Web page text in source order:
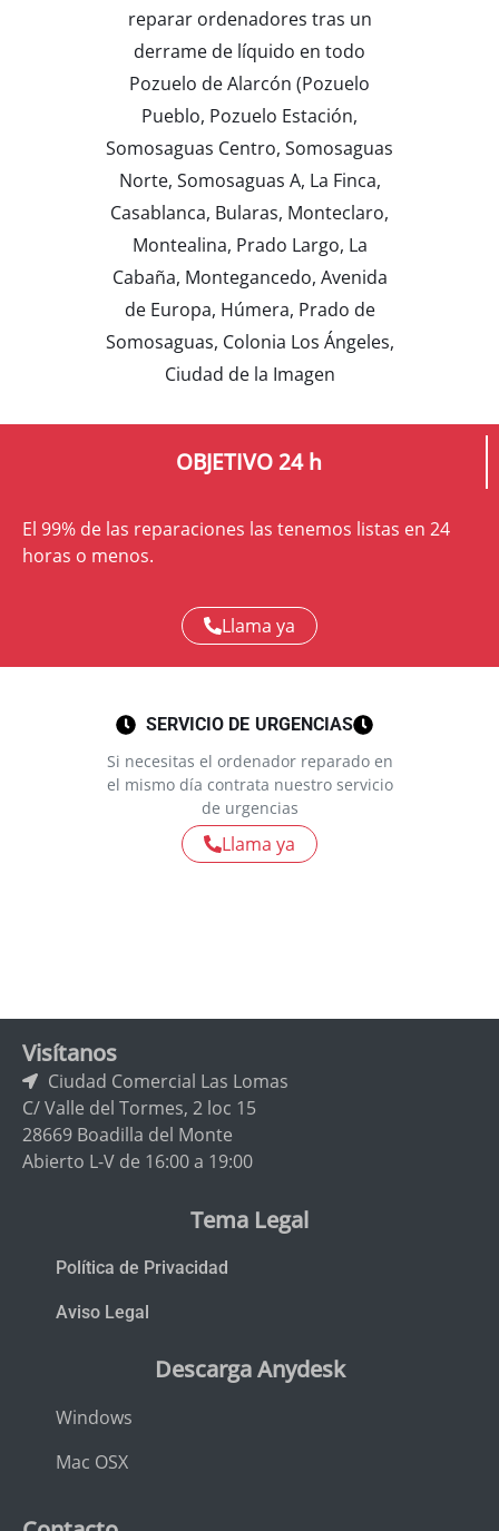
reparar ordenadores tras un
derrame de líquido en todo
Pozuelo de Alarcón (Pozuelo
Pueblo, Pozuelo Estación,
Somosaguas Centro, Somosaguas
Norte, Somosaguas A, La Finca,
Casablanca, Bularas, Monteclaro,
Montealina, Prado Largo, La
Cabaña, Montegancedo, Avenida
de Europa, Húmera, Prado de
Somosaguas, Colonia Los Ángeles,
Ciudad de la Imagen
OBJETIVO 24 h
El 99% de las reparaciones las tenemos listas en 24
horas o menos.
Llama ya
SERVICIO DE URGENCIAS
Si necesitas el ordenador reparado en
el mismo día contrata nuestro servicio
de urgencias
Llama ya
Visítanos
Ciudad Comercial Las Lomas
C/ Valle del Tormes, 2 loc 15
28669 Boadilla del Monte
Abierto L-V de 16:00 a 19:00
Tema Legal
Política de Privacidad
Aviso Legal
Descarga Anydesk
Windows
Mac OSX